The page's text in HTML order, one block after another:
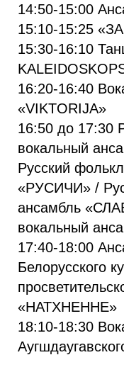
14:50-15:00
15:10-15:25
15:30-16:10
16:20-16:40
«VIKTORIJA»
16:50 до 17:30
вокальный
Русский
«РУСИЧИ» /
ансамбль
вокальный
17:40-18:00
Белорусского
«НАТХНЕННЕ»
18:10-18:30